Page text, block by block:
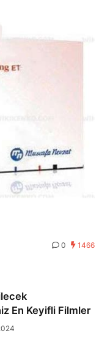
0 1466
En Keyifli Filmler